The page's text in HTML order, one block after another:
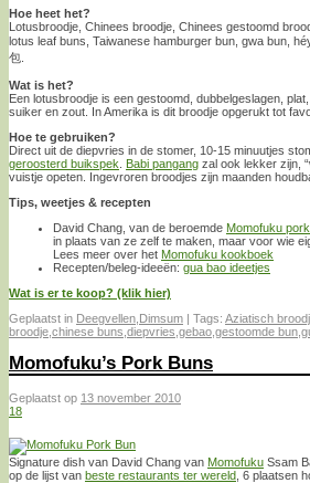
Hoe heet het?
Lotusbroodje, Chinees broodje, Chinees gestoomd
lotus leaf buns, Taiwanese hamburger bun, gwa bun,
包.
Wat is het?
Een lotusbroodje is een gestoomd, dubbelgeslagen,
suiker en zout. In Amerika is dit broodje opgerukt tot
Hoe te gebruiken?
Direct uit de diepvries in de stomer, 10-15 minuutjes
geroosterd buikspek
Babi pangang zal ook lekker zijn,
vuistje opeten. Ingevroren broodjes zijn maanden
Tips, weetjes & recepten
David Chang, van de beroemde Momofuku
in plaats van ze zelf te maken, maar voor wie
Lees meer over het Momofuku kookboek
Recepten/beleg-ideeën: gua bao ideetjes
Wat is er te koop? (klik hier)
Geplaatst in Deegvellen Dimsum | Tags: Aziatisch
broodje chinese buns diepvries gebao gestoomde bun
Momofuku’s Pork Buns
Geplaatst op 13 november 2010
18
Signature dish van David Chang van Momofuku Ssam
op de lijst van beste restaurants ter wereld , 6 plaatsen